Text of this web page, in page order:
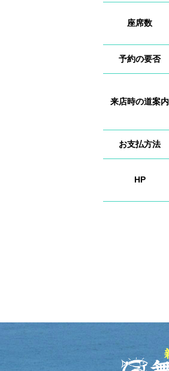
座席数
予約の要否
来店時の道案内
お支払方法
HP